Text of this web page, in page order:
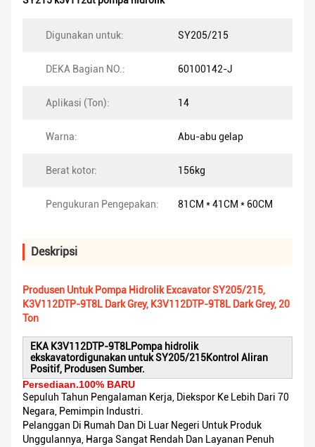
Digunakan untuk: SY205/215
DEKA Bagian NO.: 60100142-J
Aplikasi (Ton): 14
Warna: Abu-abu gelap
Berat kotor: 156kg
Pengukuran Pengepakan: 81CM * 41CM * 60CM
Deskripsi
Produsen Untuk Pompa Hidrolik Excavator SY205/215,
K3V112DTP-9T8L Dark Grey, K3V112DTP-9T8L Dark Grey, 20
Ton
EKA K3V112DTP-9T8LPompa hidrolik
ekskavatordigunakan untuk SY205/215Kontrol Aliran
Positif, Produsen Sumber.
Persediaan.100% BARU
Sepuluh Tahun Pengalaman Kerja, Diekspor Ke Lebih Dari 70
Negara, Pemimpin Industri.
Pelanggan Di Rumah Dan Di Luar Negeri Untuk Produk
Unggulannya, Harga Sangat Rendah Dan Layanan Penuh